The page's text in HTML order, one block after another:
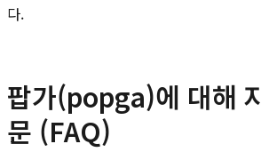
다.
팝가(popga)에 대해
문 (FAQ)